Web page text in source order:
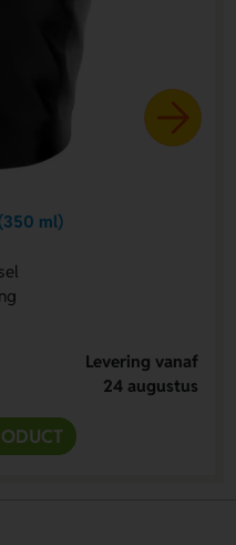
ml)
Levering vanaf
24 augustus